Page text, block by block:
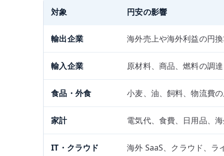
対象 円安の影響
輸出企業 海外売上や海外利益の円換
輸入企業 原材料、商品、燃料の調
食品・外食 小麦、油、飼料、物流費
家計 電気代、食費、日用品、
IT・クラウド 海外 SaaS、クラウド、ラ